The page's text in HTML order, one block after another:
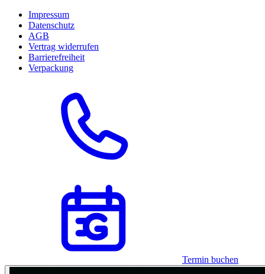
Impressum
Datenschutz
AGB
Vertrag widerrufen
Barrierefreiheit
Verpackung
Termin buchen